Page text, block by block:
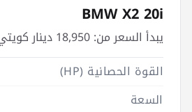
BMW X2 20i
يبدأ السعر من:
القوة الحصانية (HP)
السعة